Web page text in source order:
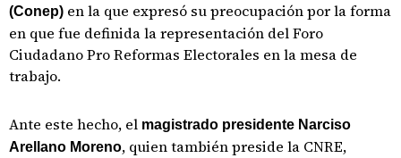
(Conep) en la que expresó su preocupación por la forma
en que fue definida la representación del Foro
Ciudadano Pro Reformas Electorales en la mesa de
trabajo.
Ante este hecho, el magistrado presidente Narciso
Arellano Moreno, quien también preside la CNRE,